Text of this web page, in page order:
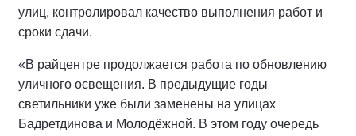
улиц, контролировал качество выполнения работ и
сроки сдачи.
«В райцентре продолжается работа по обновлению
уличного освещения. В предыдущие годы
светильники уже были заменены на улицах
Бадретдинова и Молодёжной. В этом году очередь